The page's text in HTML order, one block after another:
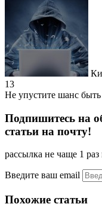
13
Не упустите шанс быть
Подпишитесь на
статьи на почту!
рассылка не чаще 1 раз
Введите ваш email
Похожие статьи